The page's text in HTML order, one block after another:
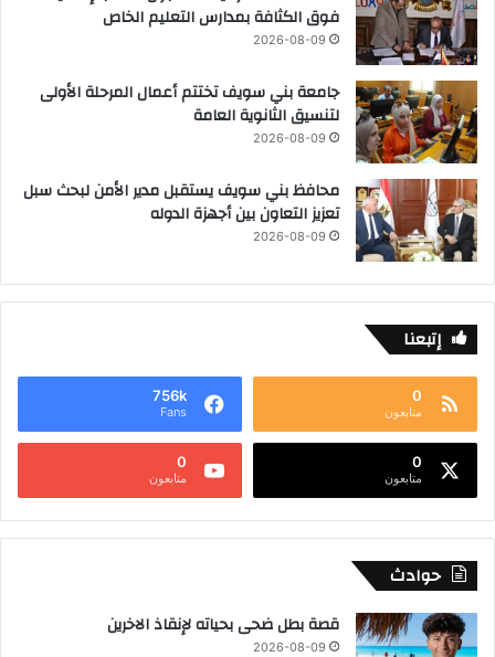
فوق الكثافة بمدارس التعليم الخاص
2026-08-09
جامعة بني سويف تختتم أعمال المرحلة الأولى
لتنسيق الثانوية العامة
2026-08-09
محافظ بني سويف يستقبل مدير الأمن لبحث سبل
تعزيز التعاون بين أجهزة الدوله
2026-08-09
إتبعنا
0
متابعون
756k
Fans
0
متابعون
0
متابعون
حوادث
قصة بطل ضحى بحياته لإنقاذ الاخرين
2026-08-09